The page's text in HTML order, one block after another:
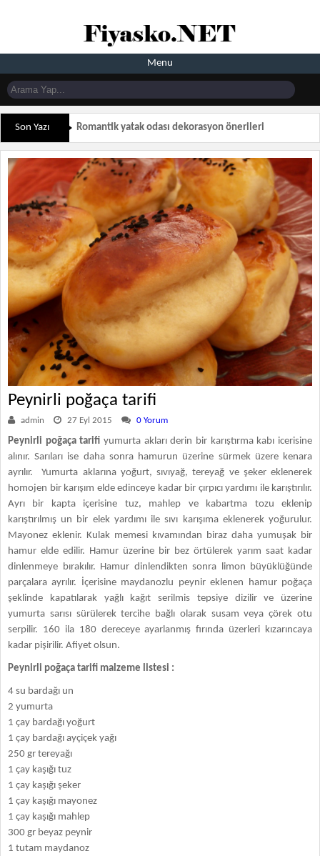
Menu
Son Yazı Romantik yatak odası dekorasyon önerileri
Peynirli poğaça tarifi
admin 27 Eyl 2015 0 Yorum
Peynirli poğaça tarifi yumurta akları derin bir karıştırma kabı icerisine
alınır. Sarıları ise daha sonra hamurun üzerine sürmek üzere kenara
ayrılır. Yumurta aklarına yoğurt, sıvıyağ, tereyağ ve şeker eklenerek
homojen bir karışım elde edinceye kadar bir çırpıcı yardımı ile karıştırılır.
Ayrı bir kapta içerisine tuz, mahlep ve kabartma tozu eklenip
karıştırılmış un bir elek yardımı ile sıvı karışıma eklenerek yoğurulur.
Mayonez eklenir. Kulak memesi kıvamından biraz daha yumuşak bir
hamur elde edilir. Hamur üzerine bir bez örtülerek yarım saat kadar
dinlenmeye bırakılır. Hamur dinlendikten sonra limon büyüklüğünde
parçalara ayrılır. İçerisine maydanozlu peynir eklenen hamur poğaça
şeklinde kapatılarak yağlı kağıt serilmis tepsiye dizilir ve üzerine
yumurta sarısı sürülerek tercihe bağlı olarak susam veya çörek otu
serpilir. 160 ila 180 dereceye ayarlanmış fırında üzerleri kızarıncaya
kadar pişirilir. Afiyet olsun.
Peynirli poğaça tarifi malzeme listesi :
4 su bardağı un
2 yumurta
1 çay bardağı yoğurt
1 çay bardağı ayçiçek yağı
250 gr tereyağı
1 çay kaşığı tuz
1 çay kaşığı şeker
1 çay kaşığı mayonez
1 çay kaşığı mahlep
300 gr beyaz peynir
1 tutam maydanoz